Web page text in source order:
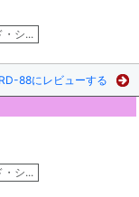
・シ...
88にレビューする
・シ...